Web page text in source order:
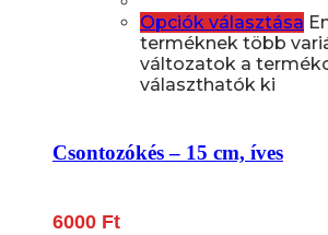
Opciók választása
terméknek több
változatok a
választhatók ki
Csontozókés – 15 cm, íves
6000 Ft